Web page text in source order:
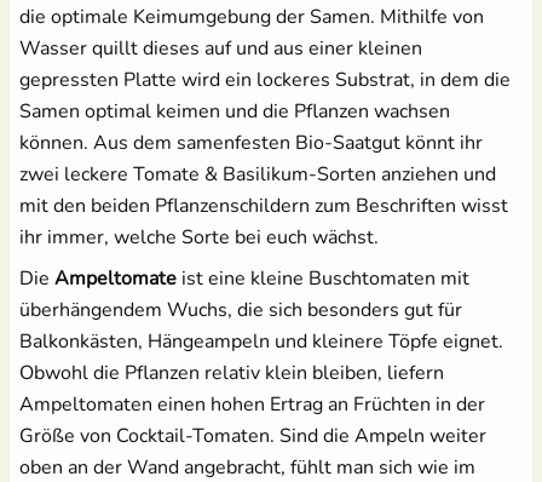
die optimale Keimumgebung der Samen. Mithilfe von
Wasser quillt dieses auf und aus einer kleinen
gepressten Platte wird ein lockeres Substrat, in dem die
Samen optimal keimen und die Pflanzen wachsen
können. Aus dem samenfesten Bio-Saatgut könnt ihr
zwei leckere Tomate & Basilikum-Sorten anziehen und
mit den beiden Pflanzenschildern zum Beschriften wisst
ihr immer, welche Sorte bei euch wächst.
Die Ampeltomate ist eine kleine Buschtomaten mit
überhängendem Wuchs, die sich besonders gut für
Balkonkästen, Hängeampeln und kleinere Töpfe eignet.
Obwohl die Pflanzen relativ klein bleiben, liefern
Ampeltomaten einen hohen Ertrag an Früchten in der
Größe von Cocktail-Tomaten. Sind die Ampeln weiter
oben an der Wand angebracht, fühlt man sich wie im
Salat
Spinat
Tomaten
Zucchini
Zuckermais
Zuckerschoten